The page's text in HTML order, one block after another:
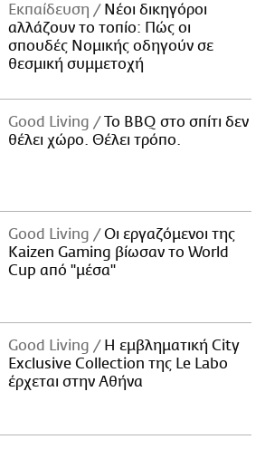
Εκπαίδευση
Νέοι δικηγόροι
αλλάζουν το τοπίο: Πώς οι
σπουδές Νομικής οδηγούν σε
θεσμική συμμετοχή
Good Living
Το BBQ στο σπίτι δεν
θέλει χώρο. Θέλει τρόπο.
Good Living
Οι εργαζόμενοι της
Kaizen Gaming βίωσαν το World
Cup από "μέσα"
Good Living
Η εμβληματική City
Exclusive Collection της Le Labo
έρχεται στην Αθήνα